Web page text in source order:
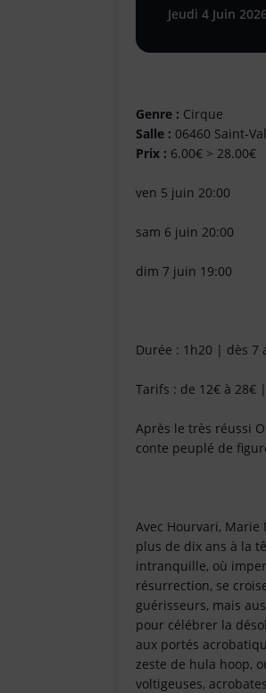
Jeudi 4 Juin 2026
Genre : Cirque
Salle : 06460 Saint-
Prix : 6.00€ > 28.00€
ven 5 juin 20:00
sam 6 juin 20:00
dim 7 juin 19:00
Durée : 1h20 | dès 7
Tarifs : de 12€ à 28€
Après le très réussi
conte peuplé de
Avec Hourvari,
plus de dix ans à la
intranquille, où
résurrection, se
guérisseurs, mais
pour célébrer la
aux portés
zeste de hula hoop,
voltigeuses,